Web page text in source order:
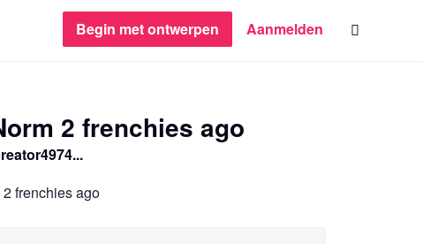
Begin met ontwerpen Aanmelden
2 frenchies ago
frenchies ago